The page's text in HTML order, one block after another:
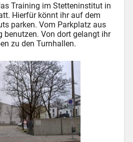
Training im Stetteninstitut in
Hierfür könnt ihr auf dem
parken. Vom Parkplatz aus
benutzen. Von dort gelangt ihr
zu den Turnhallen.